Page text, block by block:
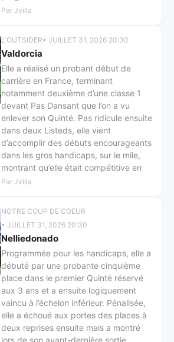
Par Jvilla
L’OUTSIDER• JUILLET 31, 2026 20:30
Valdorcia
Elle a réalisé un probant début de
carrière en France, terminant
notamment deuxième d’une classe 1
devant Pas Dansant que l’on a vu
enlever son Quinté. Pas ridicule ensuite
dans deux Listeds, elle vient
d’accomplir des débuts encourageants
dans les gros handicaps, sur le mile,
montrant qu’elle était compétitive en
Par Jvilla
NOTRE COUP DE COEUR
• JUILLET 31, 2026 20:30
Nelliedonado
Programmée pour les handicaps, elle a
débuté par une probante cinquième
place dans le premier Quinté réservé
aux 3 ans et a ensuite logiquement
vaincu à l’échelon inférieur. Pénalisée,
elle a échoué aux portes des places à
deux reprises ensuite mais a montré
lors de son avant-dernière sortie,